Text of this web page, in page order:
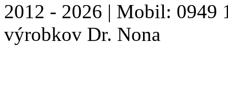
2012 - 2026 | Mobil: 0949
výrobkov Dr. Nona